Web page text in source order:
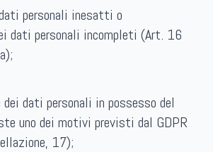
personali inesatti o
dati personali incompleti (Art. 16
dati personali in possesso del
uno dei motivi previsti dal GDPR
17);